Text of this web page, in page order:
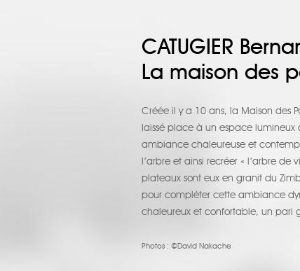
CATUGIER
La maison des
Créée il y a 10 ans, la Maison des
laissé place à un espace lumineux
ambiance chaleureuse et
l’arbre et ainsi recréer « l’arbre de
plateaux sont eux en granit du
pour compléter cette ambiance
chaleureux et confortable, un pari
Photos : ©David Nakache